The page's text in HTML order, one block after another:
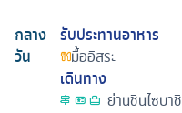
กลาง
วัน
รับประทานอาหาร
มื้ออิสระ
เดินทาง
ย่านชินไซบาชิ